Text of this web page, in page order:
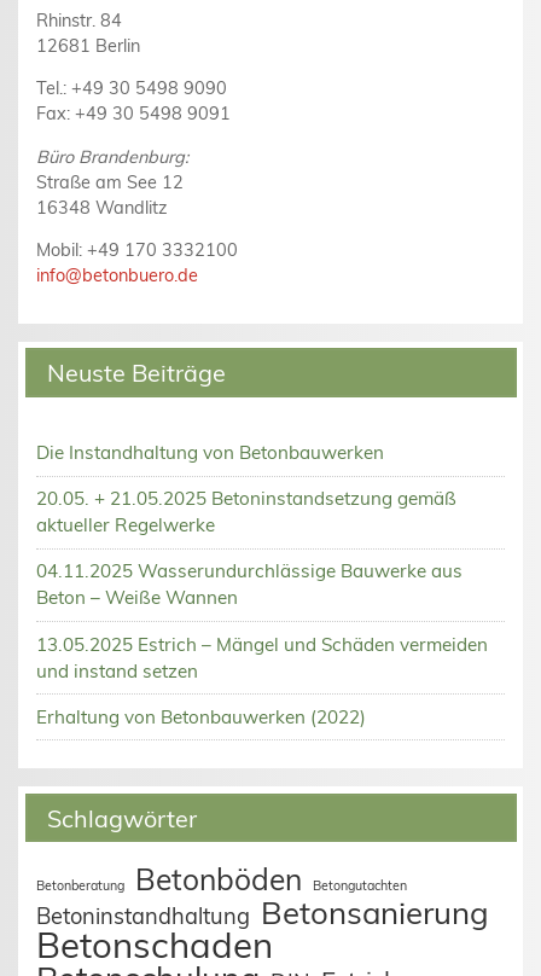
Rhinstr. 84
12681 Berlin
Tel.: +49 30 5498 9090
Fax: +49 30 5498 9091
Büro Brandenburg:
Straße am See 12
16348 Wandlitz
Mobil: +49 170 3332100
info@betonbuero.de
Neuste Beiträge
Die Instandhaltung von Betonbauwerken
20.05. + 21.05.2025 Betoninstandsetzung gemäß
aktueller Regelwerke
04.11.2025 Wasserundurchlässige Bauwerke aus
Beton – Weiße Wannen
13.05.2025 Estrich – Mängel und Schäden vermeiden
und instand setzen
Erhaltung von Betonbauwerken (2022)
Schlagwörter
Betonberatung Betonböden Betongutachten
Betoninstandhaltung Betonsanierung
Betonschaden